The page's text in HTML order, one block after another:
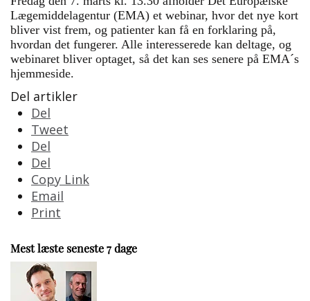
Lægemiddelagentur (EMA) et webinar, hvor det nye kort
bliver vist frem, og patienter kan få en forklaring på,
hvordan det fungerer. Alle interesserede kan deltage, og
webinaret bliver optaget, så det kan ses senere på EMA´s
hjemmeside.
Del artikler
Del
Tweet
Del
Del
Copy Link
Email
Print
Mest læste seneste 7 dage